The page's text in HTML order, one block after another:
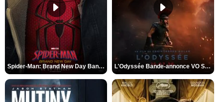
Spider-Man: Brand New Day Bande-annonce VO STFR L'Odyssée Bande-annonce VO STFR